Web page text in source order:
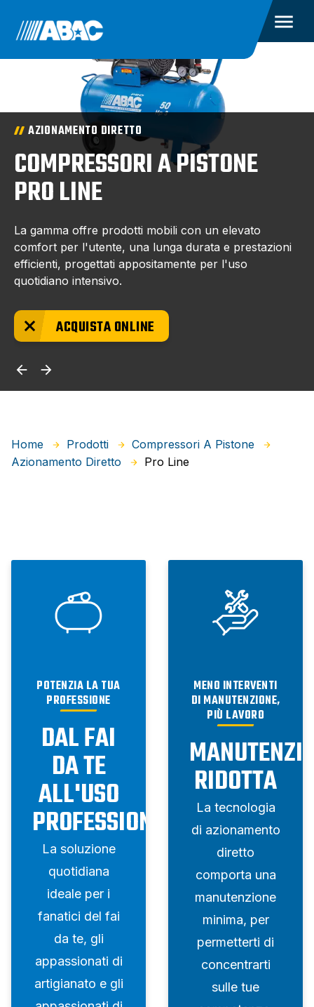
AZIONAMENTO DIRETTO
COMPRESSORI A PISTONE
PRO LINE
La gamma offre prodotti mobili con un elevato
comfort per l'utente, una lunga durata e prestazioni
efficienti, progettati appositamente per l'uso
quotidiano intensivo.
ACQUISTA ONLINE
Home Prodotti
Compressori A Pistone
Azionamento Diretto
Pro Line
POTENZIA LA TUA
PROFESSIONE
DAL FAI
DA TE
ALL'USO
PROFESSIONALE
La soluzione
quotidiana
ideale per i
fanatici del fai
da te, gli
appassionati di
artigianato e gli
MENO INTERVENTI
DI MANUTENZIONE,
PIÙ LAVORO
RIDOTTA
La tecnologia
di azionamento
diretto
comporta una
manutenzione
minima, per
permetterti di
concentrarti
sulle tue